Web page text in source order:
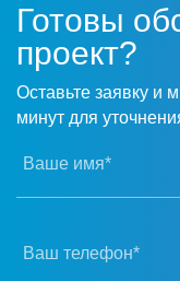
Готовы
проект?
Оставьте заявку и
минут для
Ваше имя*
Ваш телефон*